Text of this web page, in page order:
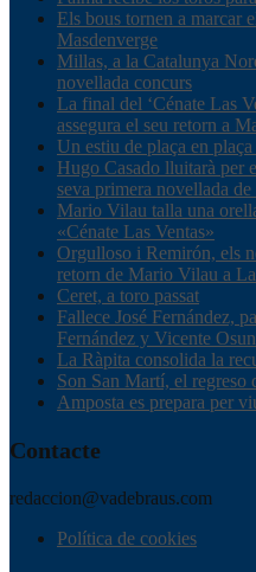
Els bous tornen a marcar
Masdenverge
Millas, a la Catalunya
novellada concurs
La final del ‘Cénate Las
assegura el seu retorn a
Un estiu de plaça en
Hugo Casado lluitarà per
seva primera novellada de
Mario Vilau talla una
«Cénate Las Ventas»
Orgulloso i Remirón, els
retorn de Mario Vilau a
Ceret, a toro passat
Fallece José Fernández,
Fernández y Vicente
La Ràpita consolida la
Son San Martí, el regreso
Amposta es prepara per
Contacte
redaccion@vadebraus.com
Política de cookies